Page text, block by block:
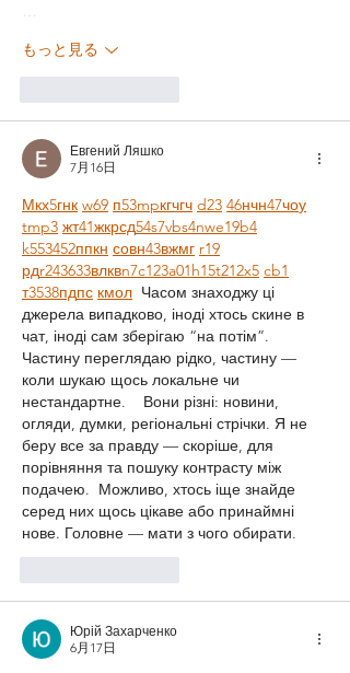
もっと見る
Евгений Ляшко
7月16日
Мкх5гнк w69 п53mpкгчгч d23 46нчн47чоу
tmp3 жт41жкрсд54s7vbs4nwe19b4
k553452ппкн совн43вжмг r19
рдr243633влквn7c123a01h15t212x5 cb1
т3538пдпс кмол
  Часом знаходжу ці
джерела випадково, іноді хтось скине в
чат, іноді сам зберігаю “на потім”.
Частину переглядаю рідко, частину —
коли шукаю щось локальне чи
нестандартне.    Вони різні: новини,
огляди, думки, регіональні стрічки. Я не
беру все за правду — скоріше, для
порівняння та пошуку контрасту між
подачею.  Можливо, хтось іще знайде
серед них щось цікаве або принаймні
нове. Головне — мати з чого обирати.
Юрій Захарченко
6月17日